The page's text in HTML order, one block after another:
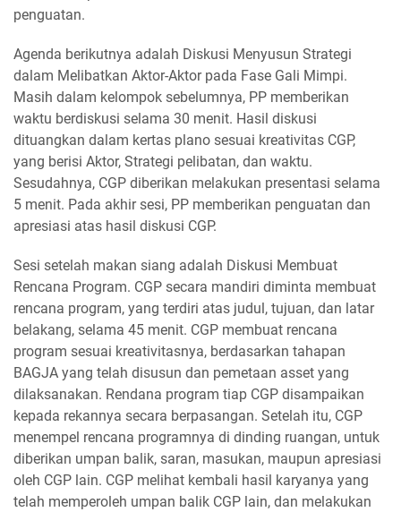
penguatan.
Agenda berikutnya adalah Diskusi Menyusun Strategi
dalam Melibatkan Aktor-Aktor pada Fase Gali Mimpi.
Masih dalam kelompok sebelumnya, PP memberikan
waktu berdiskusi selama 30 menit. Hasil diskusi
dituangkan dalam kertas plano sesuai kreativitas CGP,
yang berisi Aktor, Strategi pelibatan, dan waktu.
Sesudahnya, CGP diberikan melakukan presentasi selama
5 menit. Pada akhir sesi, PP memberikan penguatan dan
apresiasi atas hasil diskusi CGP.
Sesi setelah makan siang adalah Diskusi Membuat
Rencana Program. CGP secara mandiri diminta membuat
rencana program, yang terdiri atas judul, tujuan, dan latar
belakang, selama 45 menit. CGP membuat rencana
program sesuai kreativitasnya, berdasarkan tahapan
BAGJA yang telah disusun dan pemetaan asset yang
dilaksanakan. Rendana program tiap CGP disampaikan
kepada rekannya secara berpasangan. Setelah itu, CGP
menempel rencana programnya di dinding ruangan, untuk
diberikan umpan balik, saran, masukan, maupun apresiasi
oleh CGP lain. CGP melihat kembali hasil karyanya yang
telah memperoleh umpan balik CGP lain, dan melakukan